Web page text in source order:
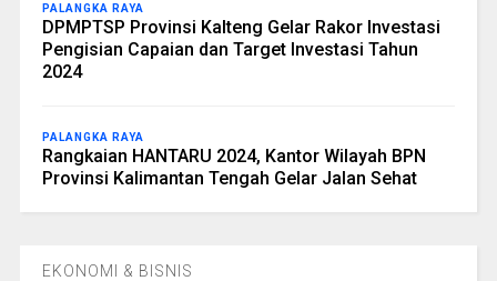
PALANGKA RAYA
DPMPTSP Provinsi Kalteng Gelar Rakor Investasi
Pengisian Capaian dan Target Investasi Tahun
2024
PALANGKA RAYA
Rangkaian HANTARU 2024, Kantor Wilayah BPN
Provinsi Kalimantan Tengah Gelar Jalan Sehat
EKONOMI & BISNIS